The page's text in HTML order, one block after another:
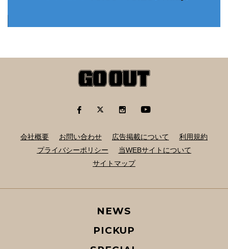
会社概要 お問い合わせ 広告掲載について
利用規約
プライバシーポリシー
当WEBサイトについて
サイトマップ
NEWS
PICKUP